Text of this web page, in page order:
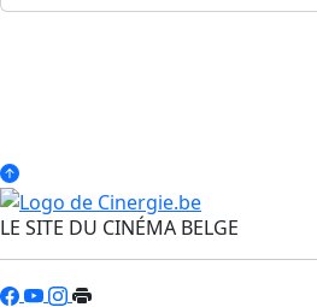
LE SITE DU CINÉMA BELGE